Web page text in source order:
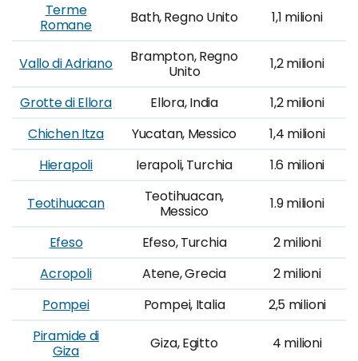
Terme
Romane
Bath, Regno Unito 1,1 milioni
Vallo di Adriano
Brampton, Regno
Unito
1,2 milioni
Grotte di Ellora Ellora, India
1,2 milioni
Chichen Itza
Yucatan, Messico
1,4 milioni
Hierapoli
Ierapoli, Turchia 1.6 milioni
Teotihuacan
Teotihuacan,
Messico
1.9 milioni
Efeso Efeso, Turchia
2 milioni
Acropoli
Atene, Grecia
2 milioni
Pompei
Pompei, Italia
2,5 milioni
Piramide di
Giza
Giza, Egitto 4 milioni